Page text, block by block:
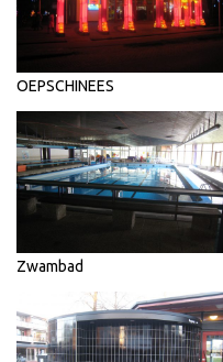
OEPSCHINEES
Zwambad